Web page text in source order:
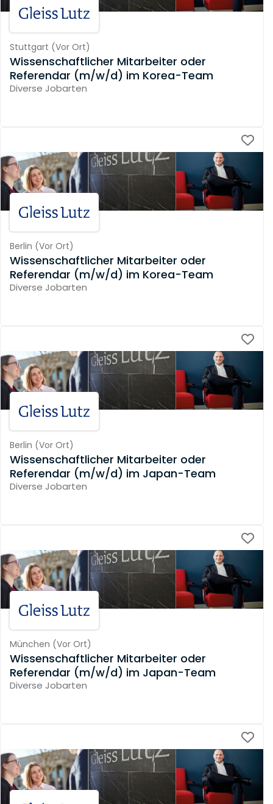
Stuttgart (Vor Ort)
Wissenschaftlicher Mitarbeiter oder
Referendar (m/w/d) im Korea-Team
Diverse Jobarten
Berlin (Vor Ort)
Wissenschaftlicher Mitarbeiter oder
Referendar (m/w/d) im Korea-Team
Diverse Jobarten
Berlin (Vor Ort)
Wissenschaftlicher Mitarbeiter oder
Referendar (m/w/d) im Japan-Team
Diverse Jobarten
München (Vor Ort)
Wissenschaftlicher Mitarbeiter oder
Referendar (m/w/d) im Japan-Team
Diverse Jobarten